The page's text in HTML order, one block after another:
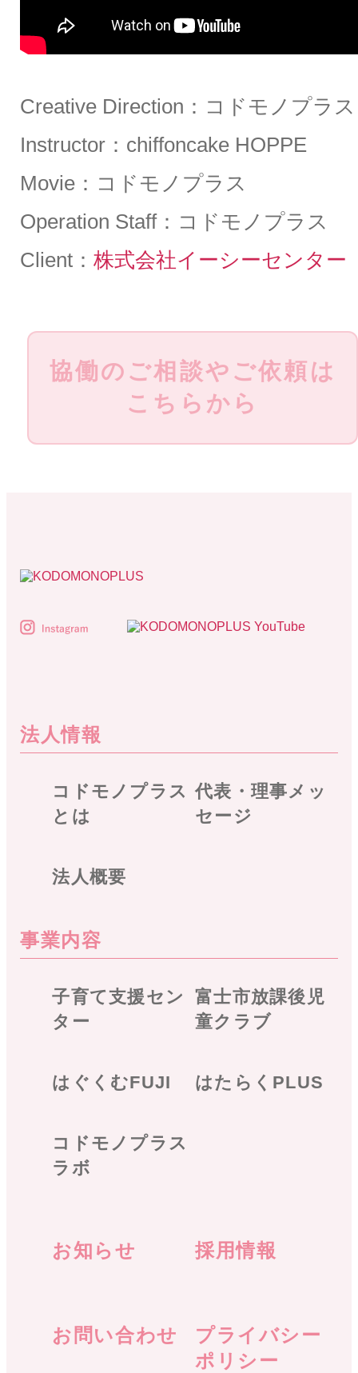
Creative Direction：コドモノプラス
Instructor：chiffoncake HOPPE
Movie：コドモノプラス
Operation Staff：コドモノプラス
Client：株式会社イーシーセンター
協働のご相談やご依頼は
こちらから
法人情報
コドモノプラス
とは
代表・理事メッ
セージ
法人概要
事業内容
子育て支援セン
ター
富士市放課後児
童クラブ
はぐくむFUJI はたらくPLUS
コドモノプラス
ラボ
お知らせ 採用情報
お問い合わせ
プライバシー
ポリシー